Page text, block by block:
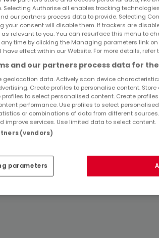
Ladenflächen mieten Weiskirchen
Restaurants mieten Weiskirchen
Lagerflächen mieten Weiskirchen
Top Suchaufträge
Gewerbe in Weiskirchen
Immobilienanbieter in Weiskirchen
Selecting Authorise all enables tracking
our partners process data to provide. Selecting
your consent will disable them. If trackers are
as relevant to you. You can resurface this menu to
time by clicking the Managing parameters link on
have effect within our Website. For more details, refer
and our partners process data for
geolocation data. Actively scan device
Create profiles to personalise content.
profiles to select personalised content. Create
performance. Use profiles to select
or combinations of data from different
improve services. Use limited data to select content.
(vendors)
parameters